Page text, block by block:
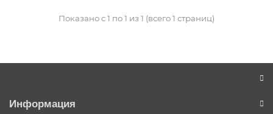
Показано с 1 по 1 из 1 (всего 1 страниц)
Информация